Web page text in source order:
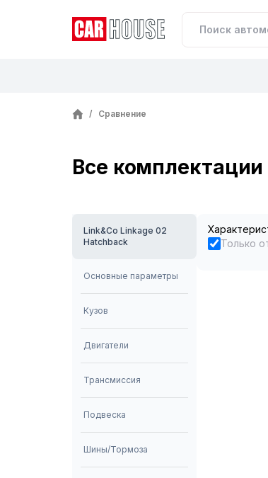
/ Сравнение
Все
Link&Co Linkage 02
Hatchback
Основные параметры
Кузов
Двигатели
Трансмиссия
Подвеска
Шины/Тормоза
Только